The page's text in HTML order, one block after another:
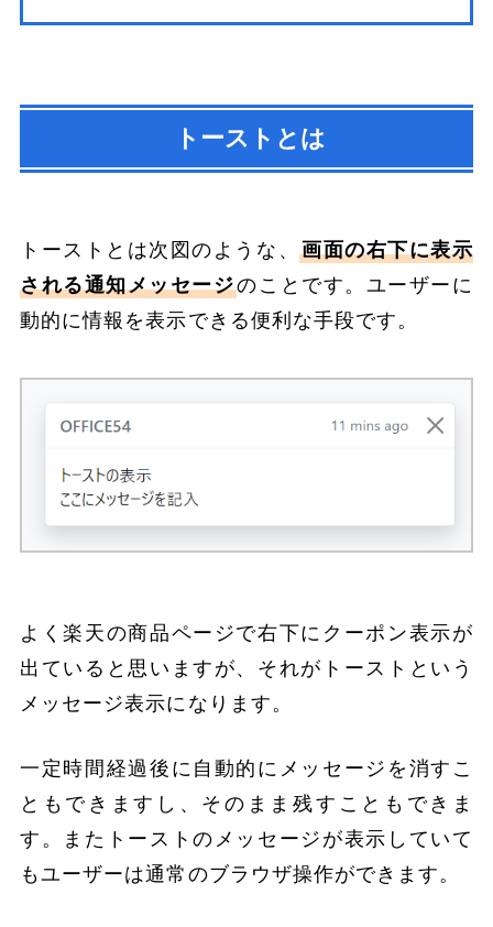
トーストとは
トーストとは次図のような、画面の右下に表示
される通知メッセージのことです。ユーザーに
動的に情報を表示できる便利な手段です。
よく楽天の商品ページで右下にクーポン表示が
出ていると思いますが、それがトーストという
メッセージ表示になります。
一定時間経過後に自動的にメッセージを消すこ
ともできますし、そのまま残すこともできま
す。またトーストのメッセージが表示していて
もユーザーは通常のブラウザ操作ができます。